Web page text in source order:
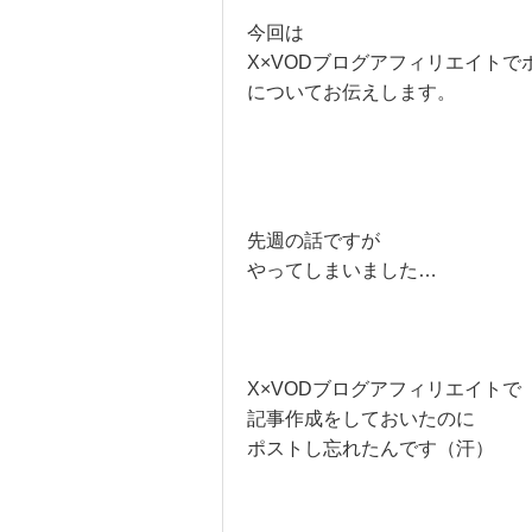
今回は
X×VODブログアフィリエイトで
についてお伝えします。
先週の話ですが
やってしまいました…
X×VODブログアフィリエイトで
記事作成をしておいたのに
ポストし忘れたんです（汗）